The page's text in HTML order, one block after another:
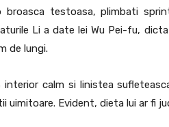
testoasa, plimbati
Li a date lei Wu Pei-fu,
de lungi.
calm si linistea
uimitoare. Evident, dieta lui ar fi